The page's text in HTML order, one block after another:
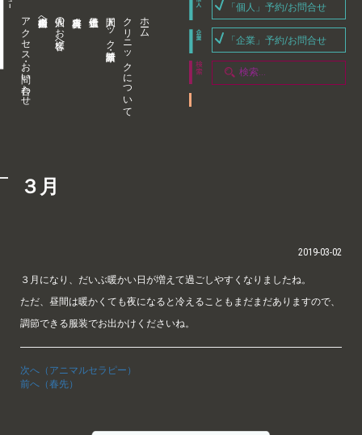
アクセス・お問い合わせ 企業内担当者様へ 個人のお客様へ 人間ドック・健康診断 クリニックについて ホーム
「個人」予約/お問合せ
「企業」予約/お問合せ
３月
2019-03-02
３月になり、だいぶ暖かい日が増えて過ごしやすくなりましたね。
ただ、昼間は暖かくても夜になると冷えることもまだまだありますので、
調節できる服装でお出かけくださいね。
次へ（アニマルセラピー）
前へ（春先）